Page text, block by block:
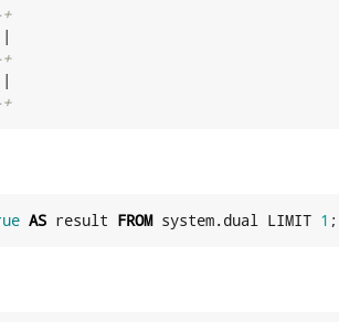
AS result FROM system.dual LIMIT 1 ;